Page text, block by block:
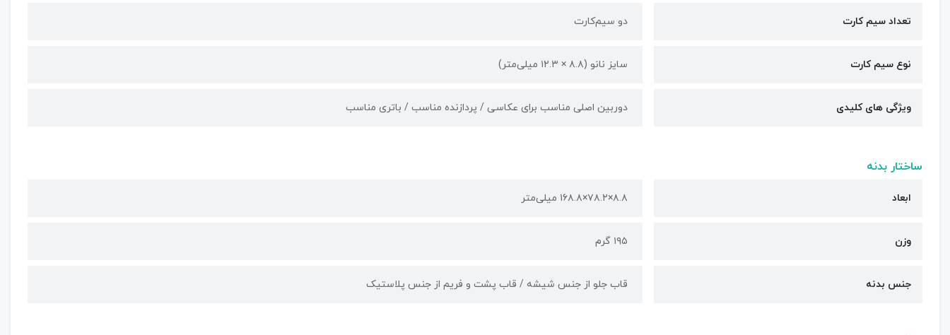
تعداد سیم کارت دو سیم‌کارت
نوع سیم کارت سایز نانو (۸.۸ × ۱۲.۳ میلی‌متر)
ویژگی های کلیدی دوربین اصلی مناسب برای عکاسی / پردازنده مناسب / باتری مناسب
ساختار بدنه
ابعاد ۸.۸×۷۸.۲×۱۶۸.۸ میلی‌متر
وزن ۱۹۵ گرم
جنس بدنه قاب جلو از جنس شیشه / قاب پشت و فریم از جنس پلاستیک